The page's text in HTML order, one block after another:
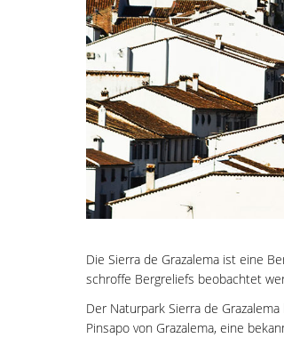
Die Sierra de Grazalema ist eine
schroffe Bergreliefs beobachtet
Der Naturpark Sierra de
Pinsapo von Grazalema, eine